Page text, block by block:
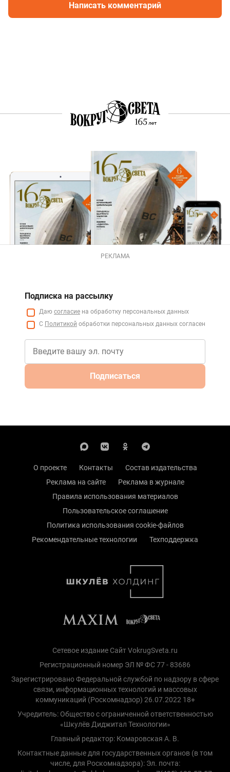
Написать комментарий
РЕКЛАМА
Подписка на рассылку
Даю согласие на обработку персональных данных
С Политикой обработки персональных данных согласен
Подписаться
О проекте Контакты
Состав издательства
Реклама на сайте
Реклама в журнале
Правила использования материалов
Пользовательское соглашение
Политика использования cookie-файлов
Рекомендательные технологии
Техподдержка
Сетевое издание Сайт VokrugSveta.ru
Регистрационный номер ЭЛ № ФС 77 - 83686
Зарегистрировано Федеральной службой по надзору в сфере
связи, информационных технологий и массовых
коммуникаций (Роскомнадзор) 26.07.2022 18+
Учредитель: Общество с ограниченной ответственностью
«Шкулёв Диджитал Технологии»
Главный редактор: Комаровская А. В.
Контактные данные для государственных органов (в том
числе, для Роскомнадзора): Эл. почта: